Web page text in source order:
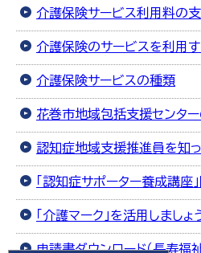
介護保険サービス利用料の
介護保険のサービスを利用
介護保険サービスの種類
花巻市地域包括支援センタ
認知症地域支援推進員を知
「認知症サポーター養成講座
「介護マーク」を活用しましょ
申請書ダウンロード（長寿福